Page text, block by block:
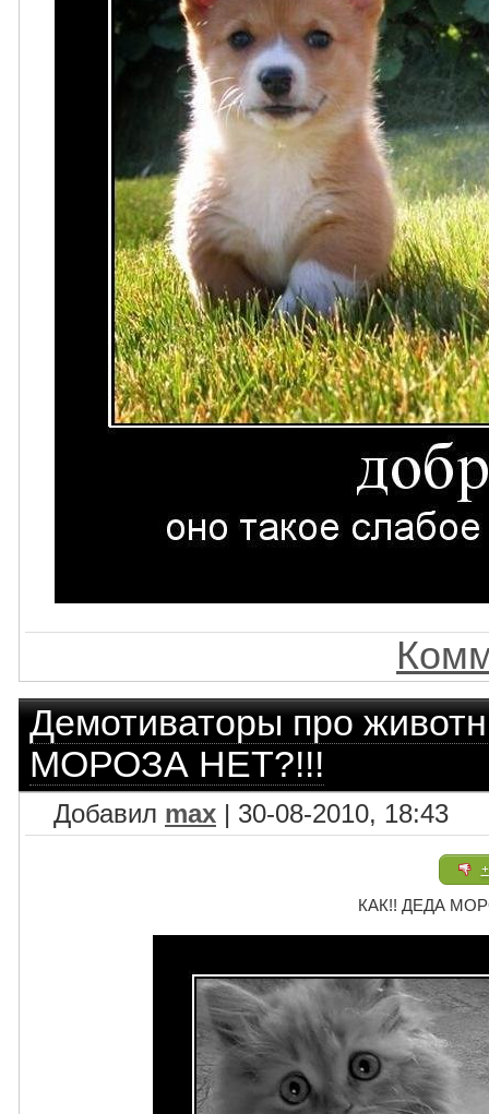
Демотиваторы про
МОРОЗА НЕТ?!!!
Добавил max | 30-08-2010, 18:43
КАК!! ДЕДА